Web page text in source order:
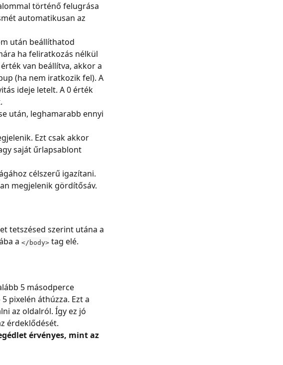
történő felugrása
automatikusan az
után beállíthatod
ha feliratkozás nélkül
van beállítva, akkor a
(ha nem iratkozik fel). A
ideje letelt. A 0 érték
után, leghamarabb ennyi
Ezt csak akkor
saját űrlapsablont
célszerű igazítani.
megjelenik gördítősáv.
tetszésed szerint utána a
a </body> tag elé.
5 másodperce
pixelén áthúzza. Ezt a
az oldalról. Így ez jó
érdeklődését.
érvényes, mint az